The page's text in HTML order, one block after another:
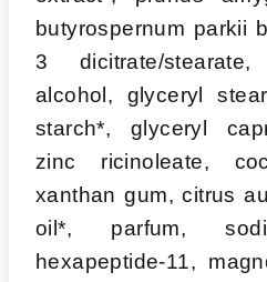
butyrospernum parkii
3 dicitrate/
alcohol, glyceryl
starch*, glyceryl
zinc ricinoleate,
xanthan gum, citrus
oil*, parfum,
hexapeptide-11,